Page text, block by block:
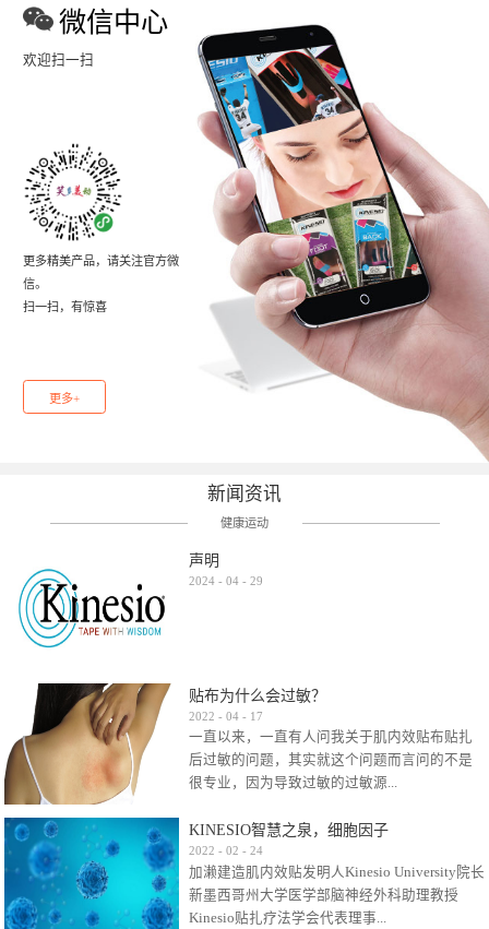
微信中心
欢迎扫一扫
更多精美产品，请关注官方微
信。
扫一扫，有惊喜
更多+
新闻资讯
健康运动
声明
2024 - 04 - 29
贴布为什么会过敏？
2022 - 04 - 17
一直以来，一直有人问我关于肌内效贴布贴扎
后过敏的问题，其实就这个问题而言问的不是
很专业，因为导致过敏的过敏源...
很多，比如试穿件衣服有时都会过敏，特定条
件下吃东西有时也会过敏，难道不吃不穿了？
其他品牌的在此我们不予评价，就KINESIO肌内
效贴布来说，40多年的研究开发制造肌内效贴
KINESIO智慧之泉，细胞因子
2022 - 02 - 24
加濑建造肌内效贴发明人Kinesio University院长
新墨西哥州大学医学部脑神经外科助理教授
Kinesio贴扎疗法学会代表理事...